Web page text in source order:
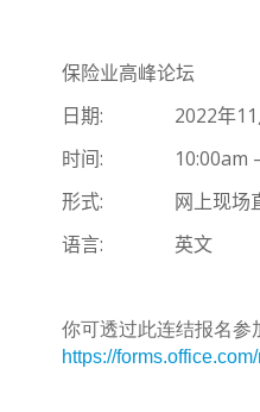
保险业高峰论坛
日期: 2022年11
时间 : 10:00am –
形式: 网上现场
语言: 英文
你可透过此连结报名参
https://